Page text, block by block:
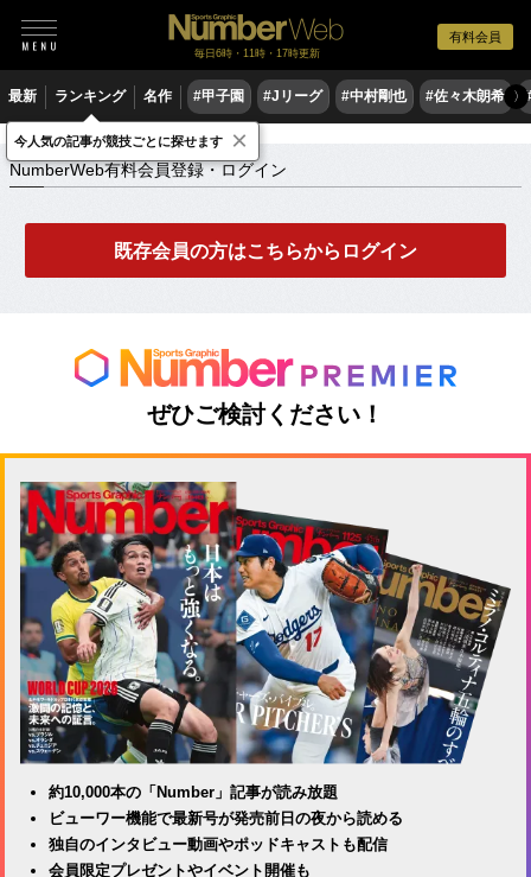
有料会員
毎日6時・11時・17時更新
最新 ランキング 名作 #甲子園 #Jリーグ #中村剛也 #佐々木朗希 〉
NumberWeb有料会員登録・ログイン
NumberWeb有料会員登録・ログイン
既存会員の方はこちらからログイン
ぜひご検討ください！
約10,000本の「Number」記事が読み放題
ビューワー機能で最新号が発売前日の夜から読める
独自のインタビュー動画やポッドキャストも配信
会員限定プレゼントやイベント開催も
今人気の記事が競技ごとに探せます ×